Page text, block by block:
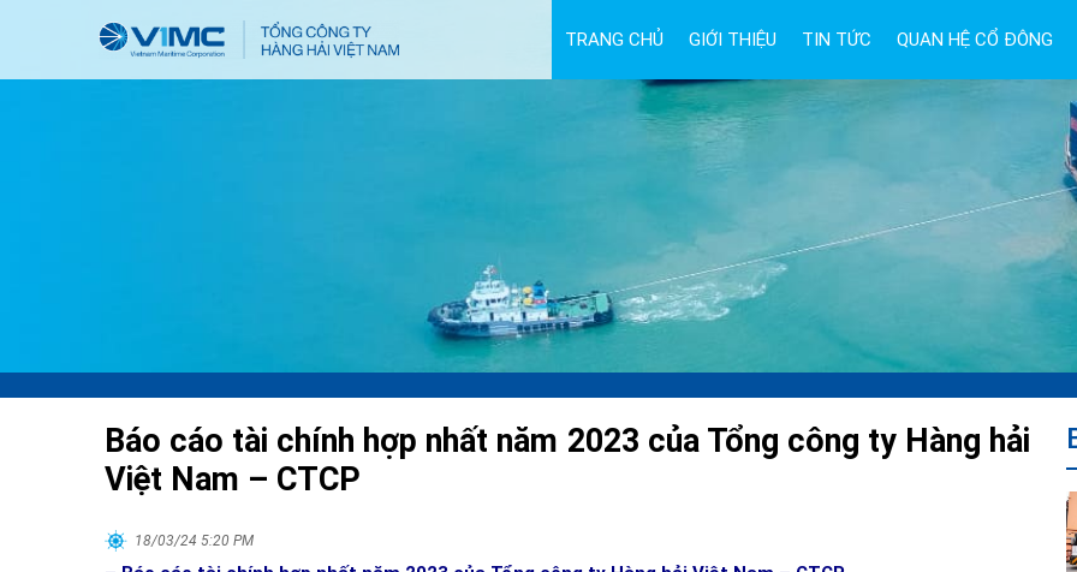
TRANG CHỦ GIỚI THIỆU TIN TỨC QUAN HỆ CỔ ĐÔNG
Báo cáo tài chính hợp nhất năm 2023 của Tổng công ty Hàng hải
Việt Nam – CTCP
18/03/24 5:20 PM